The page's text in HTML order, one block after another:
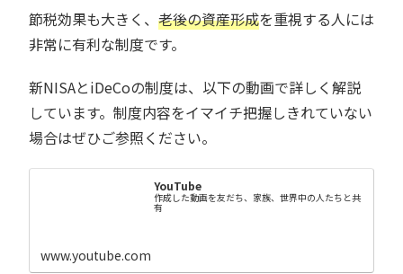
節税効果も大きく、 老後の資産形成を重視する人には
非常に有利な制度です。
新NISAとiDeCoの制度は、以下の動画で詳しく解説
しています。制度内容をイマイチ把握しきれていない
場合はぜひご参照ください。
YouTube
作成した動画を友だち、家族、世界中の人たちと共
有
www.youtube.com